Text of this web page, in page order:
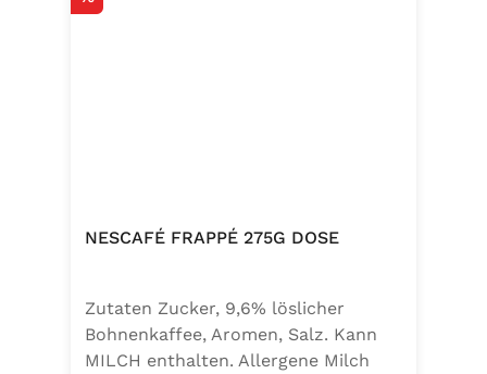
NESCAFÉ FRAPPÉ 275G DOSE
Zutaten Zucker, 9,6% löslicher
Bohnenkaffee, Aromen, Salz. Kann
MILCH enthalten. Allergene Milch